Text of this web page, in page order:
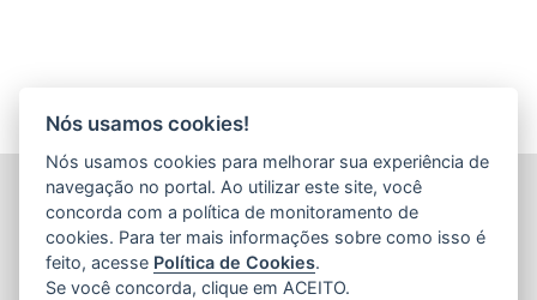
INSTITUTO ESTADUAL DE PROTEÇÃO E DEFESA DO
CONSUMIDOR (PROCON-ES)
Avenida Jerônimo Monteiro, nº 935 - Centro
CEP: 29.010-003 - Vitória / Espírito Santo
Tel.: 151
Nós usamos cookies!
Nós usamos cookies para melhorar sua experiência de
navegação no portal. Ao utilizar este site, você
concorda com a política de monitoramento de
cookies. Para ter mais informações sobre como isso é
feito, acesse Política de Cookies.
Se você concorda, clique em ACEITO.